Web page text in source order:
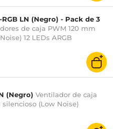
LN (Negro) - Pack de 3
de caja PWM 120 mm
12 LEDs ARGB
(Negro) Ventilador de caja
silencioso (Low Noise)